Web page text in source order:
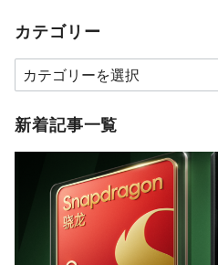
カテゴリー
カ
テ
ゴ
新着記事一覧